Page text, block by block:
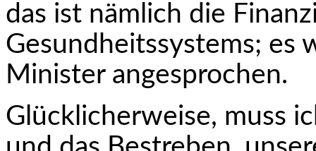
das ist nämlich die
Gesundheitssystems; es
Minister angesprochen.
Glücklicherweise, muss